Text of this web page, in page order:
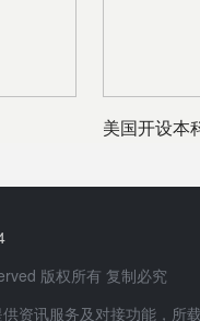
美国开设本
版权所有 复制必究
资讯服务及对接功能，所